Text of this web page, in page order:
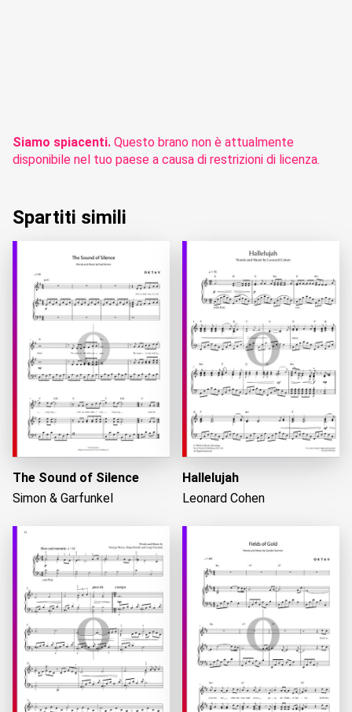
Siamo spiacenti. Questo brano non è attualmente
disponibile nel tuo paese a causa di restrizioni di licenza.
Spartiti simili
The Sound of Silence
Simon & Garfunkel
Hallelujah
Leonard Cohen